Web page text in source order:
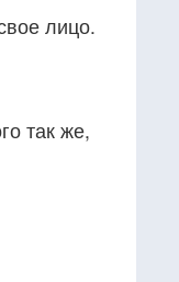
лицо.
так же,